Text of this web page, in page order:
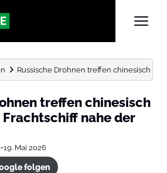
Russische Drohnen treffen chinesisch
treffen chinesisch
nahe der
•19. Mai 2026
folgen